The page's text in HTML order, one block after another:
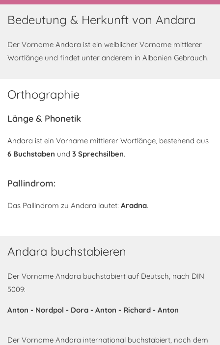
Bedeutung & Herkunft von Andara
Der Vorname Andara ist ein weiblicher Vorname mittlerer
Wortlänge und findet unter anderem in Albanien Gebrauch.
Orthographie
Länge & Phonetik
Andara ist ein Vorname mittlerer Wortlänge, bestehend aus
6 Buchstaben und 3 Sprechsilben.
Pallindrom:
Das Pallindrom zu Andara lautet: Aradna.
Andara buchstabieren
Der Vorname Andara buchstabiert auf Deutsch, nach DIN
5009:
Anton - Nordpol - Dora - Anton - Richard - Anton
Der Vorname Andara international buchstabiert, nach dem